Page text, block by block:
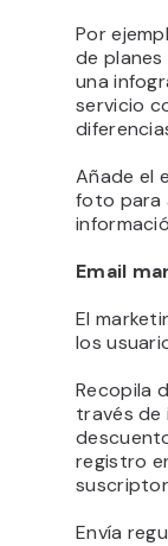
Por
de
una
servicio
Añade el
foto para
Email
El
los
Recopila
través de
registro
Envía